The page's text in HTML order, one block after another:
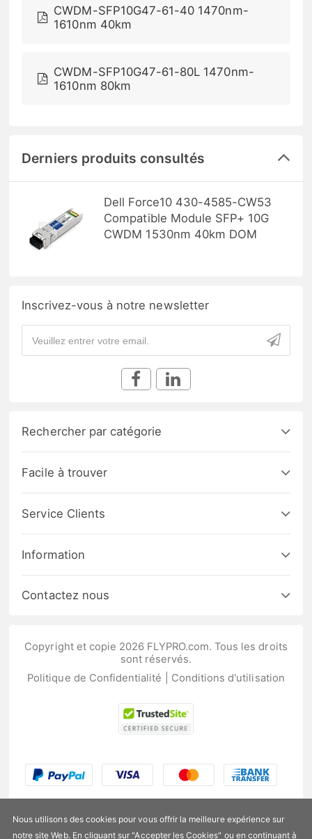
CWDM-SFP10G47-61-40 1470nm-
1610nm 40km
CWDM-SFP10G47-61-80L 1470nm-
1610nm 80km
Derniers produits consultés
Dell Force10 430-4585-CW53
Compatible Module SFP+ 10G
CWDM 1530nm 40km DOM
Inscrivez-vous à notre newsletter
Rechercher par catégorie
Facile à trouver
Service Clients
Information
Contactez nous
Copyright et copie 2026 FLYPRO.com. Tous les droits
sont réservés.
Politique de Confidentialité
Conditions d'utilisation
Nous utilisons des cookies pour vous offrir la meilleure expérience sur
notre site Web. En cliquant sur "Accepter les Cookies" ou en continuant à